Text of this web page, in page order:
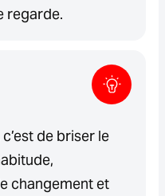
regarde.
de briser le
changement et